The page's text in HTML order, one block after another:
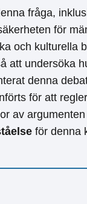
fråga,
för
och kulturella
att undersöka
denna
för att
av
för denna